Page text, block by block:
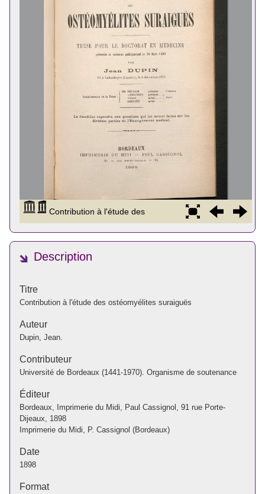
Description
Titre
Contribution à l'étude des ostéomyélites suraiguës
Auteur
Dupin, Jean.
Contributeur
Université de Bordeaux (1441-1970). Organisme de soutenance
Éditeur
Bordeaux, Imprimerie du Midi, Paul Cassignol, 91 rue Porte-
Dijeaux, 1898
Imprimerie du Midi, P. Cassignol (Bordeaux)
Date
1898
Format